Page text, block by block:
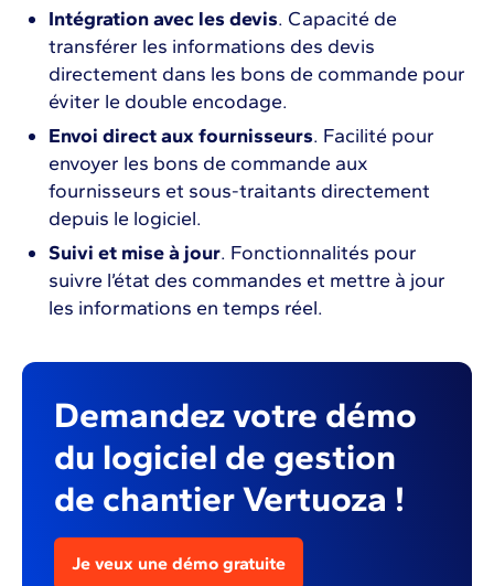
Intégration avec les devis. Capacité de
transférer les informations des devis
directement dans les bons de commande pour
éviter le double encodage.
Envoi direct aux fournisseurs. Facilité pour
envoyer les bons de commande aux
fournisseurs et sous-traitants directement
depuis le logiciel.
Suivi et mise à jour. Fonctionnalités pour
suivre l’état des commandes et mettre à jour
les informations en temps réel.
Demandez votre démo
du logiciel de gestion
de chantier Vertuoza !
Je veux une démo gratuite